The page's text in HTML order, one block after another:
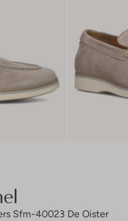
Sfm-40023 De Oister